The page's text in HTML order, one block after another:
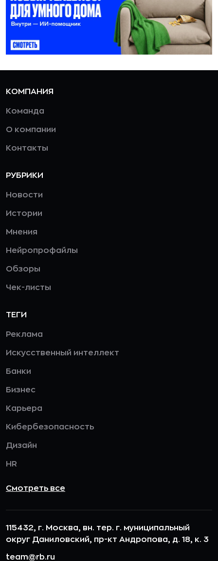
КОМПАНИЯ
Команда
О компании
Контакты
РУБРИКИ
Новости
Истории
Мнения
Нейропрофайлы
Обзоры
Чек-листы
ТЕГИ
Реклама
Искусственный интеллект
Банки
Бизнес
Карьера
Кибербезопасность
Дизайн
HR
Смотреть все
115432, г. Москва, вн. тер. г. муниципальный
округ Даниловский, пр-кт Андропова, д. 18, к. 3
team@rb.ru